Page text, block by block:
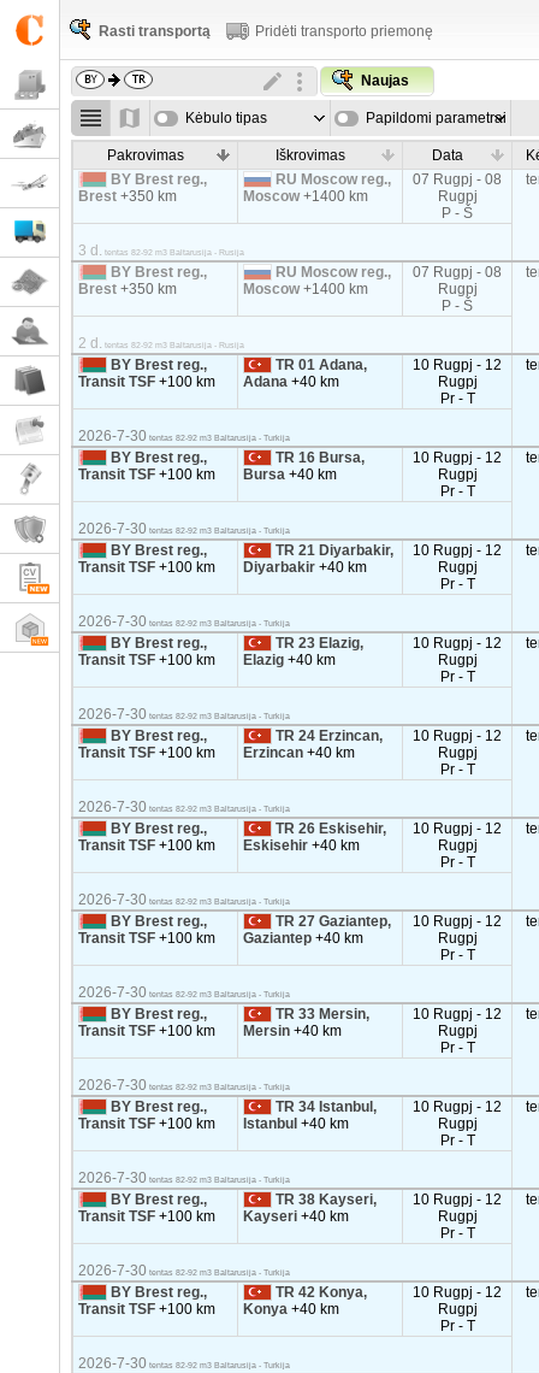
Rasti transportą Pridėti transporto priemonę
Naujas
Kėbulo tipas Papildomi parametrai
Pakrovimas Iškrovimas Data
BY Brest reg.,
Brest+350 km
RU Moscow reg.,
Moscow+1400 km
07 Rugpj - 08
Rugpj
P - Š
3 d. tentas 82-92 m3 Baltarusija - Rusija
BY Brest reg.,
Brest+350 km
RU Moscow reg.,
Moscow+1400 km
07 Rugpj - 08
Rugpj
P - Š
2 d. tentas 82-92 m3 Baltarusija - Rusija
BY Brest reg.,
Transit TSF+100 km
TR 01 Adana,
Adana+40 km
10 Rugpj - 12
Rugpj
Pr - T
2026-7-30 tentas 82-92 m3 Baltarusija - Turkija
BY Brest reg.,
Transit TSF+100 km
TR 16 Bursa,
Bursa+40 km
10 Rugpj - 12
Rugpj
Pr - T
2026-7-30 tentas 82-92 m3 Baltarusija - Turkija
BY Brest reg.,
Transit TSF+100 km
TR 21 Diyarbakir,
Diyarbakir+40 km
10 Rugpj - 12
Rugpj
Pr - T
2026-7-30 tentas 82-92 m3 Baltarusija - Turkija
BY Brest reg.,
Transit TSF+100 km
TR 23 Elazig,
Elazig+40 km
10 Rugpj - 12
Rugpj
Pr - T
2026-7-30 tentas 82-92 m3 Baltarusija - Turkija
BY Brest reg.,
Transit TSF+100 km
TR 24 Erzincan,
Erzincan+40 km
10 Rugpj - 12
Rugpj
Pr - T
2026-7-30 tentas 82-92 m3 Baltarusija - Turkija
BY Brest reg.,
Transit TSF+100 km
TR 26 Eskisehir,
Eskisehir+40 km
10 Rugpj - 12
Rugpj
Pr - T
2026-7-30 tentas 82-92 m3 Baltarusija - Turkija
BY Brest reg.,
Transit TSF+100 km
TR 27 Gaziantep,
Gaziantep+40 km
10 Rugpj - 12
Rugpj
Pr - T
2026-7-30 tentas 82-92 m3 Baltarusija - Turkija
BY Brest reg.,
Transit TSF+100 km
TR 33 Mersin,
Mersin+40 km
10 Rugpj - 12
Rugpj
Pr - T
2026-7-30 tentas 82-92 m3 Baltarusija - Turkija
BY Brest reg.,
Transit TSF+100 km
TR 34 Istanbul,
Istanbul+40 km
10 Rugpj - 12
Rugpj
Pr - T
2026-7-30 tentas 82-92 m3 Baltarusija - Turkija
BY Brest reg.,
Transit TSF+100 km
TR 38 Kayseri,
Kayseri+40 km
10 Rugpj - 12
Rugpj
Pr - T
2026-7-30 tentas 82-92 m3 Baltarusija - Turkija
BY Brest reg.,
Transit TSF+100 km
TR 42 Konya,
Konya+40 km
10 Rugpj - 12
Rugpj
Pr - T
2026-7-30 tentas 82-92 m3 Baltarusija - Turkija